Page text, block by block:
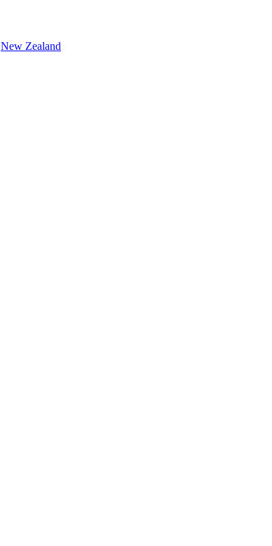
New Zealand